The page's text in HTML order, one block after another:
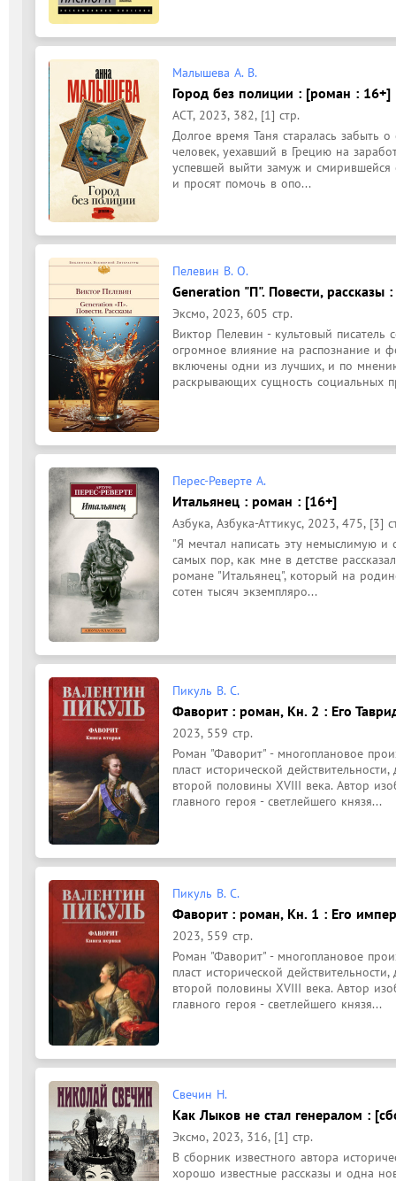
Малышева А. В.
Город без полиции : [роман : 16+]
АСТ, 2023, 382, [1] стр.
Долгое время Таня старалась забыть
человек, уехавший в Грецию на
успевшей выйти замуж и смирившейся
и просят помочь в опо...
Пелевин В. О.
Generation "П". Повести, рассказы
Эксмо, 2023, 605 стр.
Виктор Пелевин - культовый писатель
огромное влияние на распознание и
включены одни из лучших, и по
раскрывающих сущность социальных
Перес-Реверте А.
Итальянец : роман : [16+]
Азбука, Азбука-Аттикус, 2023, 475, [3]
"Я мечтал написать эту немыслимую
самых пор, как мне в детстве
романе "Итальянец", который на
сотен тысяч экземпляро...
Пикуль В. С.
Фаворит : роман, Кн. 2 : Его
2023, 559 стр.
Роман "Фаворит" - многоплановое
пласт исторической
второй половины XVIII века. Автор
главного героя - светлейшего князя...
Пикуль В. С.
Фаворит : роман, Кн. 1 : Его
2023, 559 стр.
Роман "Фаворит" - многоплановое
пласт исторической
второй половины XVIII века. Автор
главного героя - светлейшего князя...
Свечин Н.
Как Лыков не стал генералом :
Эксмо, 2023, 316, [1] стр.
В сборник известного автора
хорошо известные рассказы и одна